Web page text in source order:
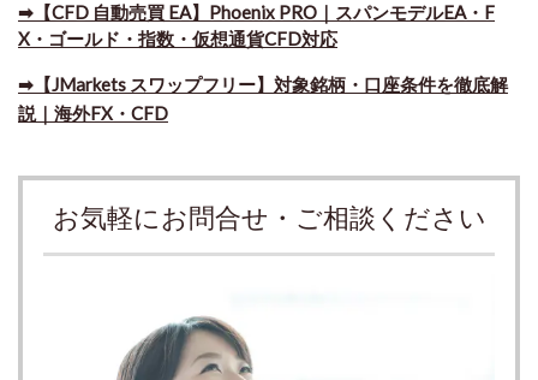
➡​【CFD 自動売買 EA】Phoenix PRO｜スパンモデルEA・F
X・ゴールド・指数・仮想通貨CFD対応
➡​【JMarkets スワップフリー】対象銘柄・口座条件を徹底解
説｜海外FX・CFD
お気軽にお問合せ・ご相談ください